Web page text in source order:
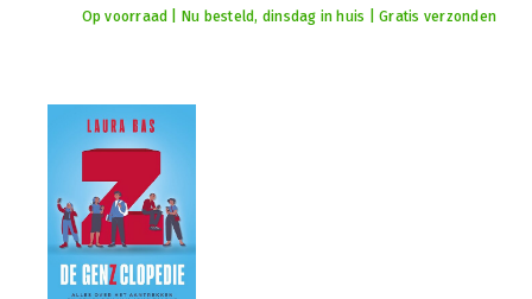
Op voorraad | Nu besteld, dinsdag in huis | Gratis verzonden